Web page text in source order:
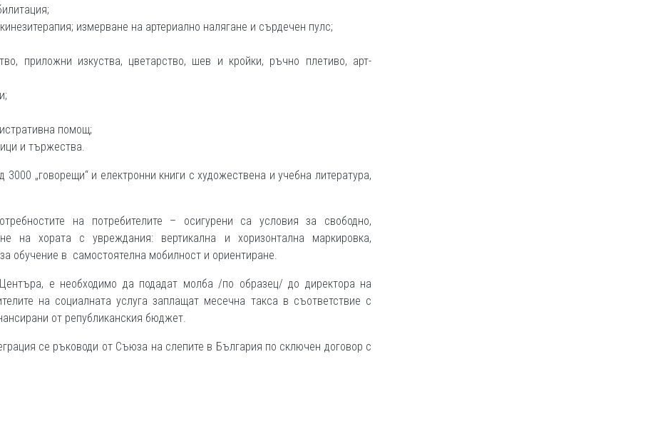
измерване на артериално налягане и сърдечен пулс;
приложни изкуства, цветарство, шев и кройки, ръчно плетиво, арт-
помощ;
и тържества.
„говорещи“ и електронни книги с художествена и учебна литература,
на потребителите – осигурени са условия за свободно,
на хората с увреждания: вертикална и хоризонтална маркировка,
обучение в самостоятелна мобилност и ориентиране.
е необходимо да подадат молба /по образец/ до директора на
на социалната услуга заплащат месечна такса в съответствие с
от републиканския бюджет.
се ръководи от Съюза на слепите в България по сключен договор с